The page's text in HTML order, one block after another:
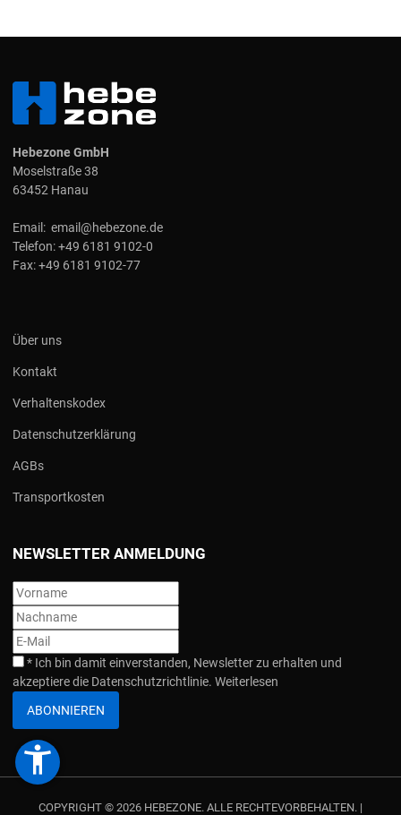
Hebezone GmbH
Moselstraße 38
63452 Hanau
Email: email@hebezone.de
Telefon:+49 6181 9102-0
Fax:+49 6181 9102-77
Über uns
Kontakt
Verhaltenskodex
Datenschutzerklärung
AGBs
Transportkosten
NEWSLETTER ANMELDUNG
* Ich bin damit einverstanden, Newsletter zu erhalten und
akzeptiere die Datenschutzrichtlinie. Weiterlesen
ABONNIEREN
COPYRIGHT © 2026 HEBEZONE. ALLE RECHTEVORBEHALTEN. |
accessibility_new